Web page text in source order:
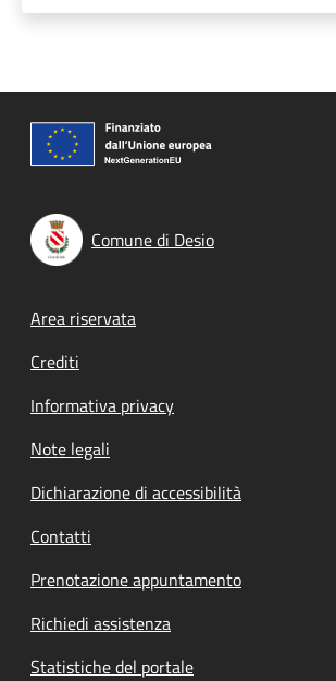
Comune di Desio
Footer menu
Area riservata
Crediti
Informativa privacy
Note legali
Dichiarazione di accessibilità
Contatti
Prenotazione appuntamento
Richiedi assistenza
Statistiche del portale